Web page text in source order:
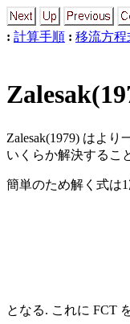
: 計算手順 : 移流方程
Zalesak(1979) はよ
いくらか解決するこ
簡単のため解く式は
となる. これに FCT